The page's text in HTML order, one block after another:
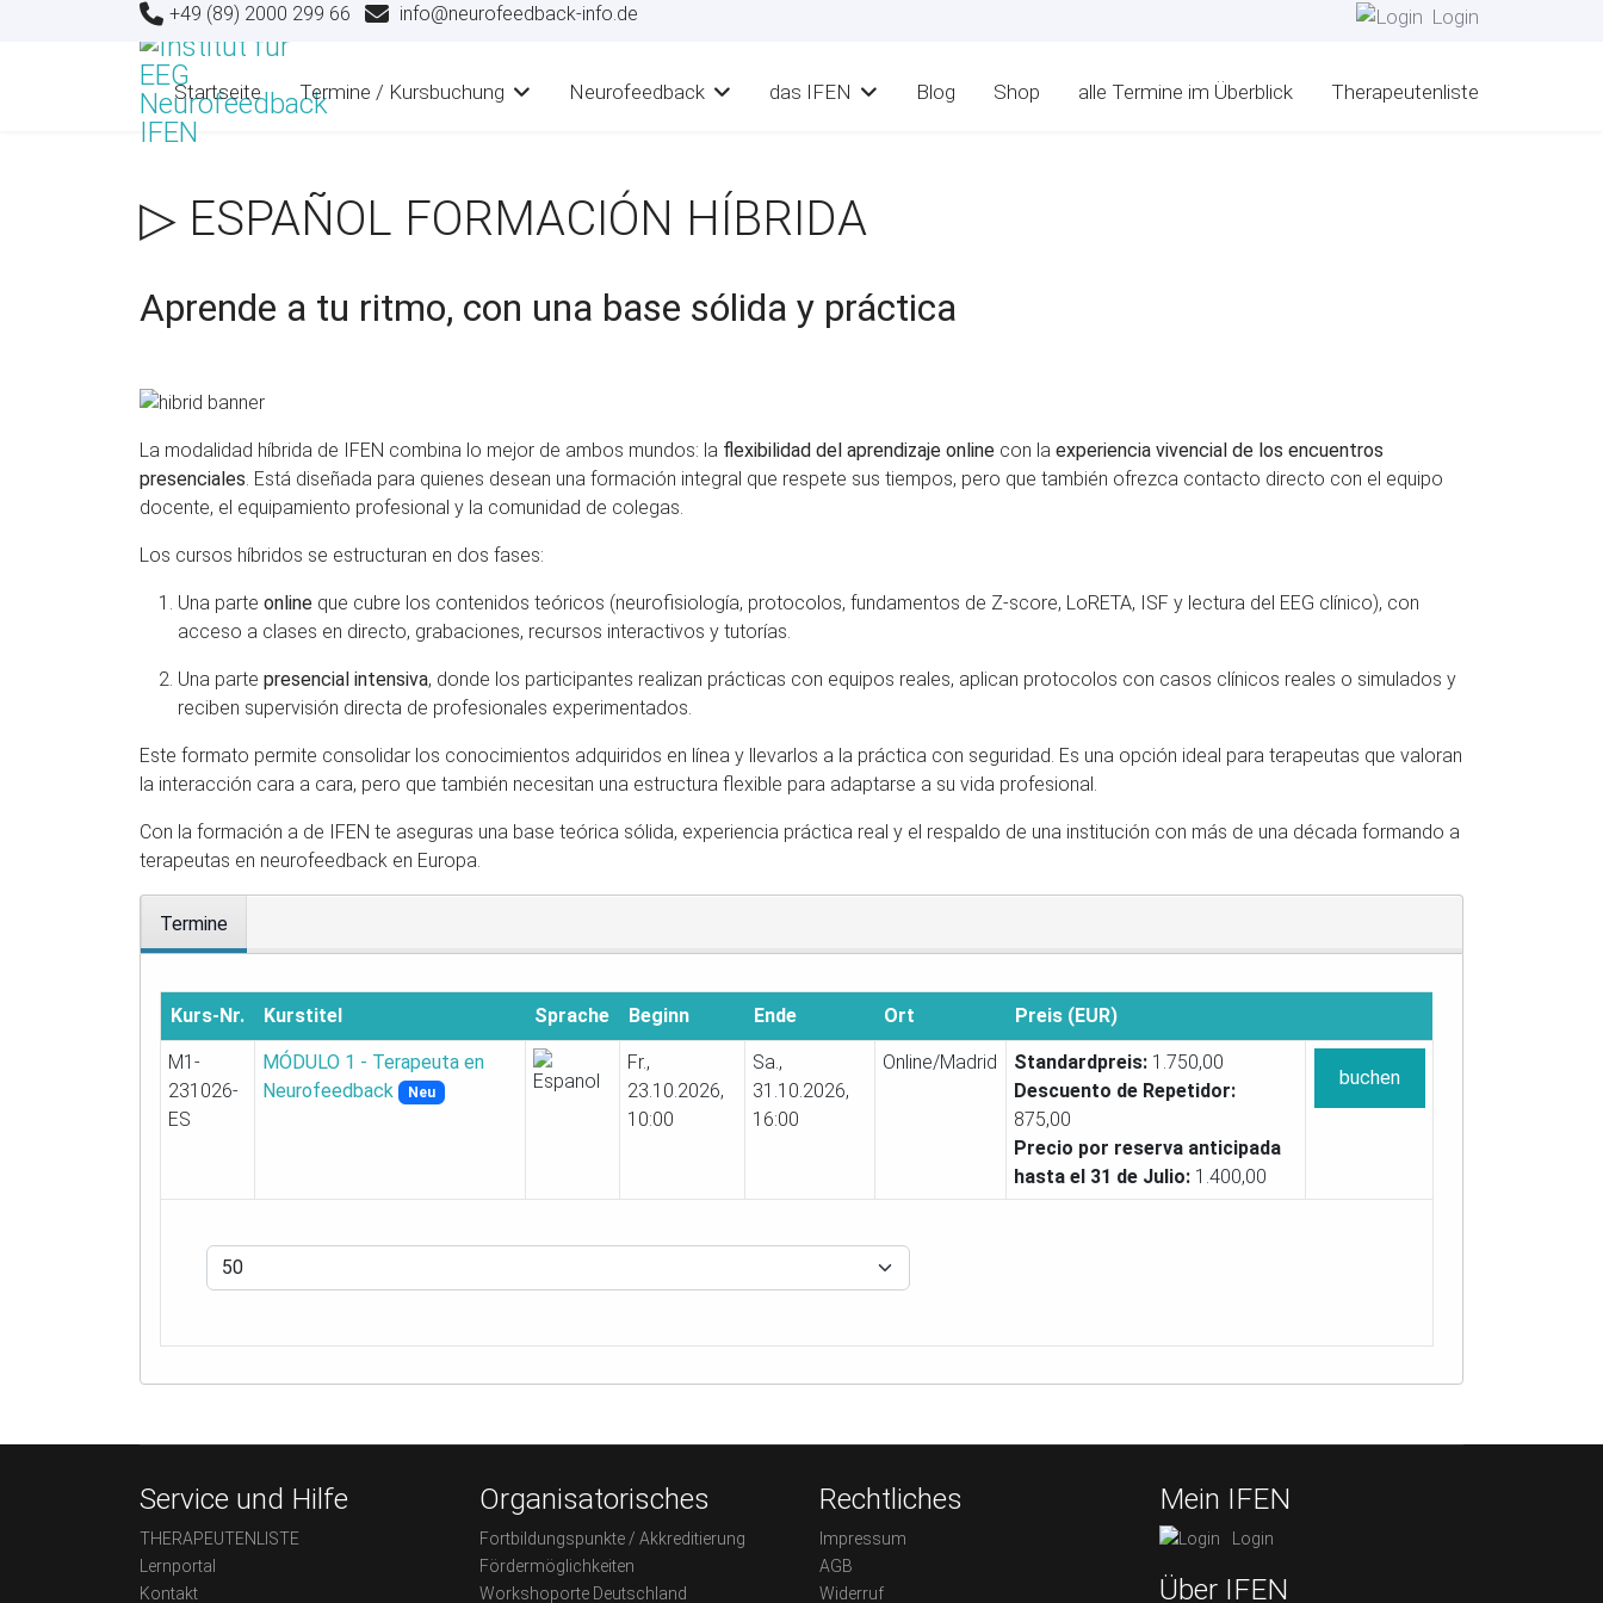
+49 (89) 2000 299 66 info@neurofeedback-info.de Login
Startseite Termine / Kursbuchung Neurofeedback das IFEN Blog Shop alle Termine im Überblick Therapeutenliste
▷ ESPAÑOL FORMACIÓN HÍBRIDA
Aprende a tu ritmo, con una base sólida y práctica
La modalidad híbrida de IFEN combina lo mejor de ambos mundos: la flexibilidad del aprendizaje online con la experiencia vivencial de los encuentros
presenciales . Está diseñada para quienes desean una formación integral que respete sus tiempos, pero que también ofrezca contacto directo con el equipo
docente, el equipamiento profesional y la comunidad de colegas.
Los cursos híbridos se estructuran en dos fases:
Una parte online que cubre los contenidos teóricos (neurofisiología, protocolos, fundamentos de Z-score, LoRETA, ISF y lectura del EEG clínico), con
acceso a clases en directo, grabaciones, recursos interactivos y tutorías.
Una parte presencial intensiva, donde los participantes realizan prácticas con equipos reales, aplican protocolos con casos clínicos reales o simulados y
reciben supervisión directa de profesionales experimentados.
Este formato permite consolidar los conocimientos adquiridos en línea y llevarlos a la práctica con seguridad. Es una opción ideal para terapeutas que valoran
la interacción cara a cara, pero que también necesitan una estructura flexible para adaptarse a su vida profesional.
Con la formación a de IFEN te aseguras una base teórica sólida, experiencia práctica real y el respaldo de una institución con más de una década formando a
terapeutas en neurofeedback en Europa.
Termine
Kurs-Nr. Kurstitel Sprache Beginn Ende Ort Preis (EUR)
M1-
231026-
ES
MÓDULO 1 - Terapeuta en
Neurofeedback
Neu
Fr.,
23.10.2026,
10:00
Sa.,
31.10.2026,
16:00
Online/Madrid Standardpreis: 1.750,00
Descuento de Repetidor:
875,00
Precio por reserva anticipada
hasta el 31 de Julio: 1.400,00
buchen
Service und Hilfe
THERAPEUTENLISTE
Lernportal
Kontakt
Organisatorisches
Fortbildungspunkte / Akkreditierung
Fördermöglichkeiten
Workshoporte Deutschland
Rechtliches
Impressum
AGB
Widerruf
Mein IFEN
Login
Über IFEN